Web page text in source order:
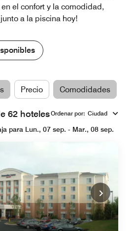
el confort y la comodidad,
a la piscina hoy!
Precio Comodidades
62 hotelesOrdenar por: Ciudad
para Lun., 07 sep. - Mar., 08 sep.